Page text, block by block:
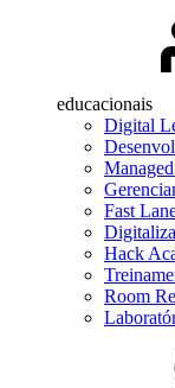
educacionais
Digital
Fast
Hack
Room